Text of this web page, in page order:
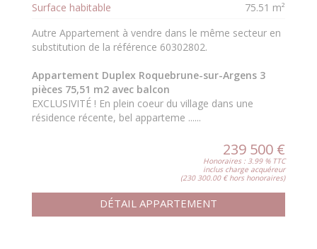
Surface habitable
75.51 m²
Autre Appartement à vendre dans le même secteur en
substitution de la référence 60302802.
Appartement Duplex Roquebrune-sur-Argens 3
pièces 75,51 m2 avec balcon
EXCLUSIVITÉ ! En plein coeur du village dans une
résidence récente, bel apparteme ......
239 500 €
Honoraires : 3.99 % TTC
inclus charge acquéreur
(230 300.00 € hors honoraires)
DÉTAIL APPARTEMENT